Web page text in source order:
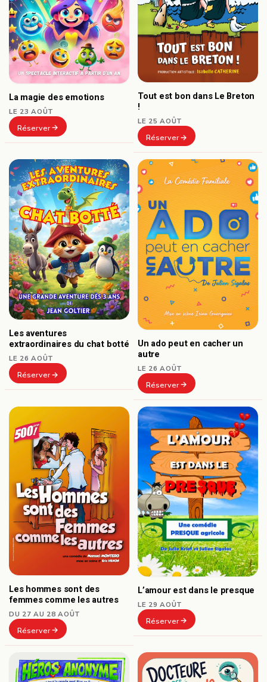
La magie des emotions
LE 23 AOÛT
Réserver
Tout est bon dans Le Breton
!
LE 25 AOÛT
Réserver
Les aventures
extraordinaires du chat botté
LE 26 AOÛT
Réserver
Un ado peut en cacher un
autre
LE 26 AOÛT
Réserver
Les hommes sont des
femmes comme les autres
DU 27 AU 28 AOÛT
Réserver
L’amour est dans le presque
LE 29 AOÛT
Réserver